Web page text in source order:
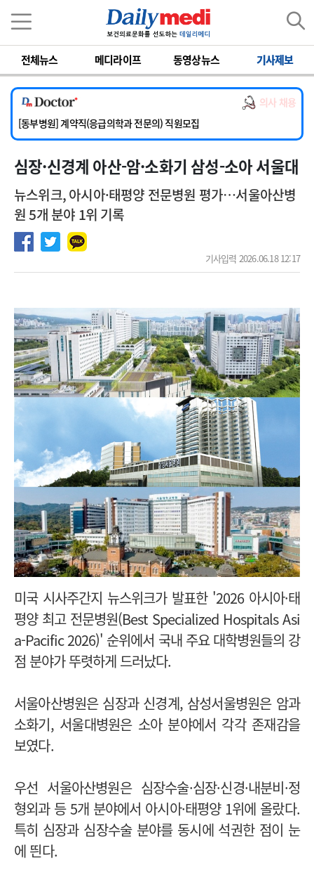
전체뉴스 메디라이프 동영상뉴스 기사제보
의사 채용
[서울아산병원] 2026년 하반기 인턴 모집
[영남대학교의료원] 마취통증의학과 임기제 임상의사 채용
[충남대학교병원] 소아청소년과(소아응급전담) 계약직 의사 공개채용
[동부병원] 계약직(응급의학과 전문의) 직원모집
[이대목동병원] 하반기 전공의(레지던트1년차) 모집
[서울아산병원] 2026년 하반기 인턴 모집
심장·신경계 아산-암·소화기 삼성-소아 서울대
뉴스위크, 아시아·태평양 전문병원 평가…서울아산병
원 5개 분야 1위 기록
기사입력 2026.06.18 12:17
미국 시사주간지 뉴스위크가 발표한 '2026 아시아·태
평양 최고 전문병원(Best Specialized Hospitals Asi
a-Pacific 2026)' 순위에서 국내 주요 대학병원들의 강
점 분야가 뚜렷하게 드러났다.
서울아산병원은 심장과 신경계, 삼성서울병원은 암과
소화기, 서울대병원은 소아 분야에서 각각 존재감을
보였다.
우선 서울아산병원은 심장수술·심장·신경·내분비·정
형외과 등 5개 분야에서 아시아·태평양 1위에 올랐다.
특히 심장과 심장수술 분야를 동시에 석권한 점이 눈
에 띈다.